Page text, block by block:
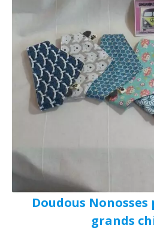
Doudous
grands